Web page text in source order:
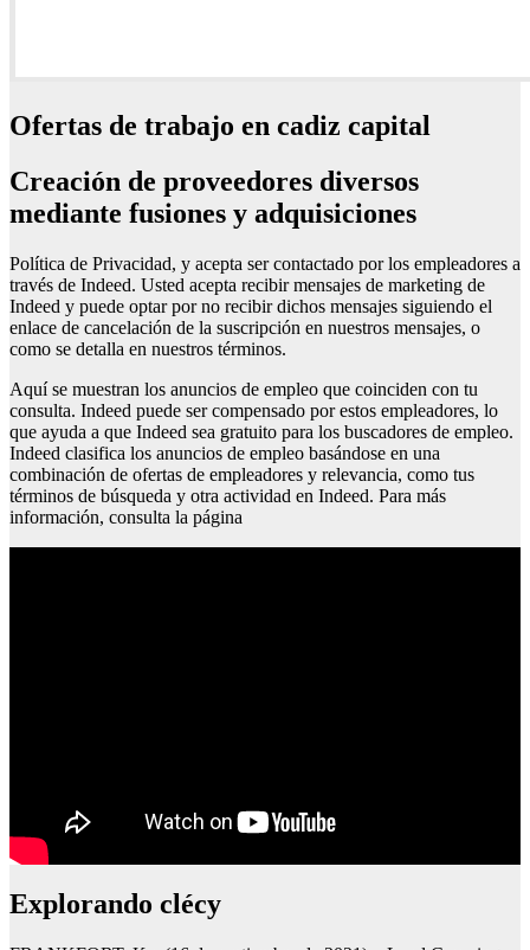
Ofertas de trabajo en cadiz capital
Creación de proveedores diversos
mediante fusiones y adquisiciones
Política de Privacidad, y acepta ser contactado por los empleadores a
través de Indeed. Usted acepta recibir mensajes de marketing de
Indeed y puede optar por no recibir dichos mensajes siguiendo el
enlace de cancelación de la suscripción en nuestros mensajes, o
como se detalla en nuestros términos.
Aquí se muestran los anuncios de empleo que coinciden con tu
consulta. Indeed puede ser compensado por estos empleadores, lo
que ayuda a que Indeed sea gratuito para los buscadores de empleo.
Indeed clasifica los anuncios de empleo basándose en una
combinación de ofertas de empleadores y relevancia, como tus
términos de búsqueda y otra actividad en Indeed. Para más
información, consulta la página
Explorando clécy